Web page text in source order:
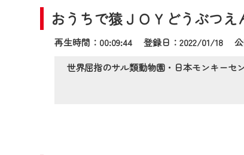
おうちで猿ＪＯＹどうぶつえ
再生時間：00:09:44 登録日：2022/01/18
世界屈指のサル類動物園・日本モンキーセ
日時 9/24 9:30～16:30
作業の間は、CCNetWebTV
ご不便をおかけいたします